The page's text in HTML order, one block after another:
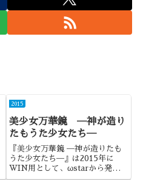
2015
美少女万華鏡 ─神が造り
たもうた少女たち─
『美少女万華鏡 ─神が造りたも
うた少女たち─』は2015年に
WIN用として、ωstarから発売